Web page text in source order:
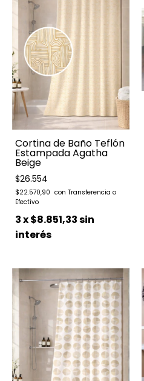
Cortina de Baño Teflón
Estampada Agatha
Beige
$26.554
$22.570,90
3x$8.851,33sin
interés